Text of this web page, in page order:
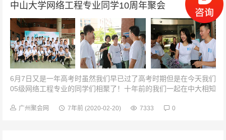
中山大学网络工程专业同学10周年聚会
6月7日又是一年高考时虽然我们早已过了高考时期但是在今天我们
05级网络工程专业的同学们相聚了！十年前的我们一起在中大相知
意，畅谈阔别情十年后的...
广州聚会网 7年前 (2020-02-20) 7333 0